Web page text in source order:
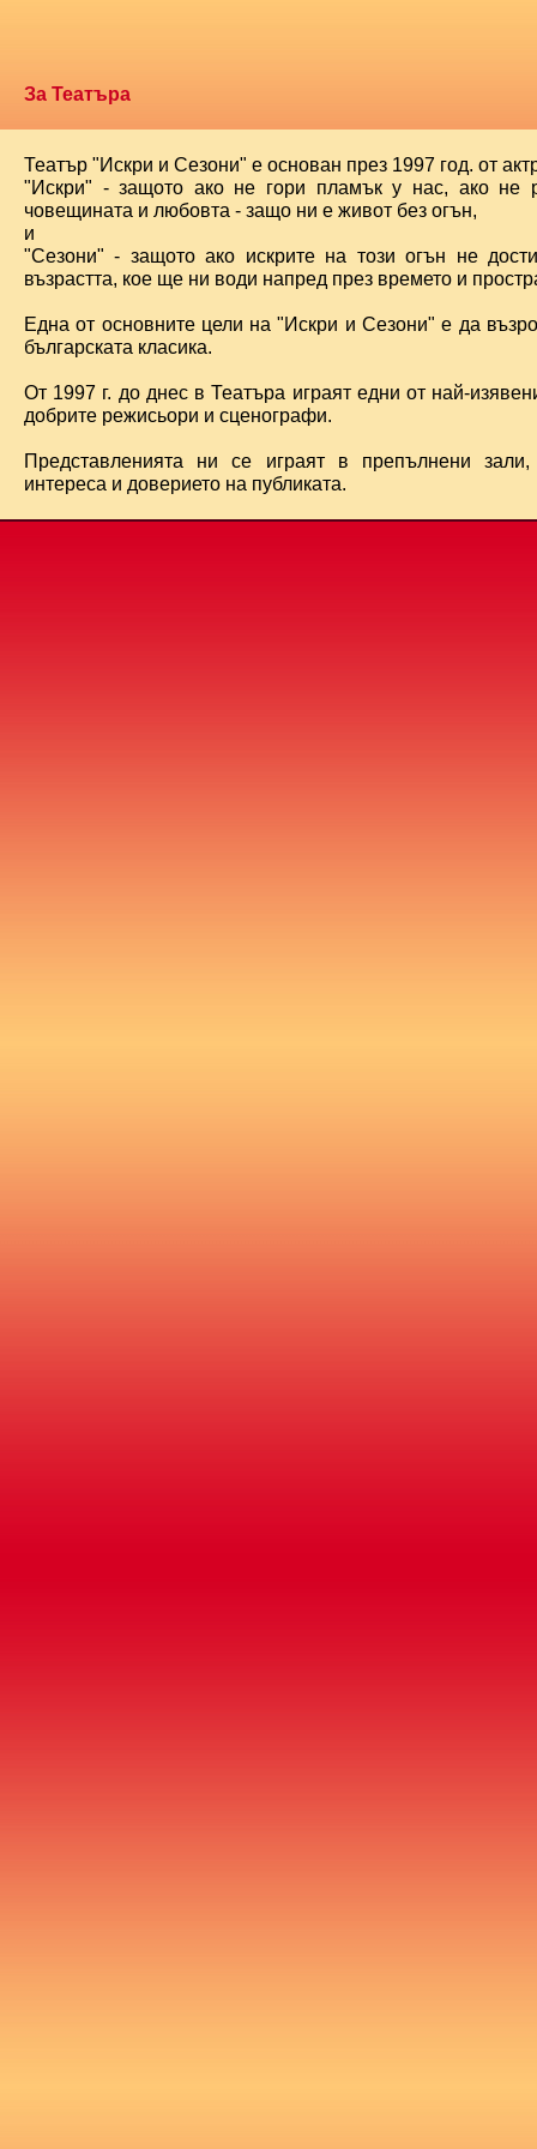
За Театъра
Театър "Искри и Сезони" е основан през 1997 год. от
"Искри" - защото ако не гори пламък у нас, ако не
човещината и любовта - защо ни е живот без огън,
и
"Сезони" - защото ако искрите на този огън не
възрастта, кое ще ни води напред през времето и
Една от основните цели на "Искри и Сезони" е да
българската класика.
От 1997 г. до днес в Театъра играят едни от най-
добрите режисьори и сценографи.
Представленията ни се играят в препълнени
интереса и доверието на публиката.